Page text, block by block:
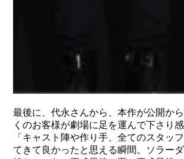
最後に、代永さんから、本作が公開か
くのお客様が劇場に足を運んで下さり
「キャスト陣や作り手、全てのスタッ
てきて良かったと思える瞬間。ソラー